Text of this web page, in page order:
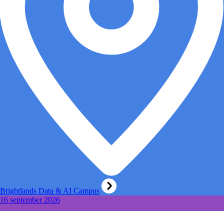
Brightlands Data & AI Campus
16 september 2026